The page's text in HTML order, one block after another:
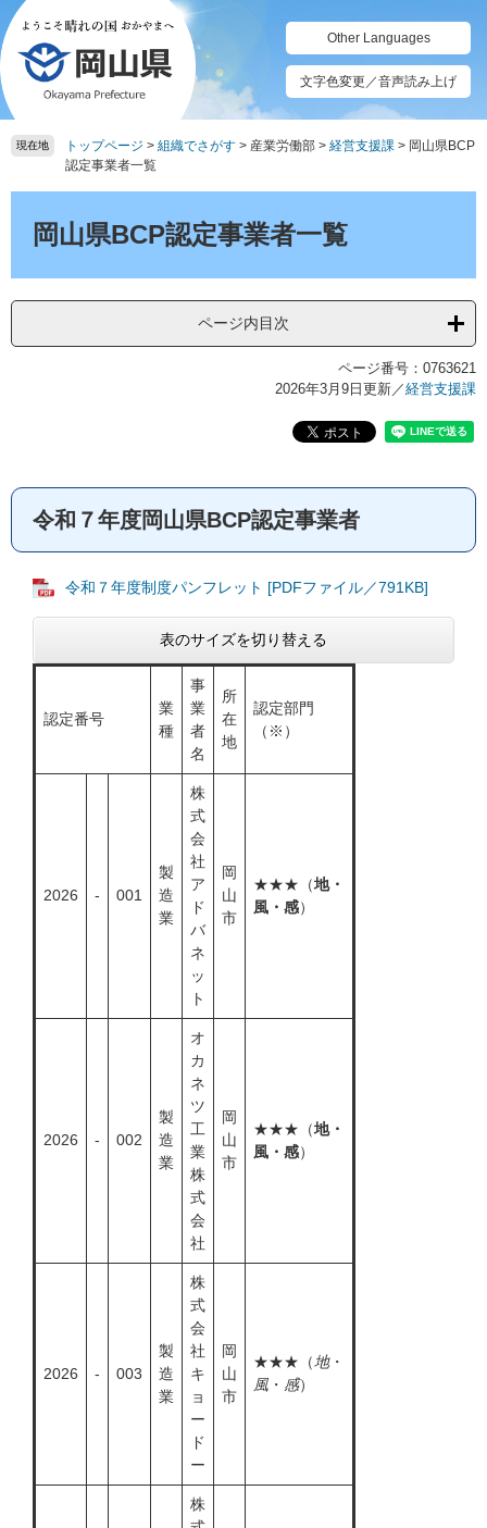
ペ
ー
ジ
の
先
頭
メ
ニ
ュ
ー
を
飛
て
Other Languages
文字色変更／音声読み上げ
現在地 トップページ > 組織でさがす > 産業労働部 > 経営支援課 > 岡山県BCP
認定事業者一覧
岡山県BCP認定事業者一覧
ページ内目次
ページ番号：0763621
2026年3月9日更新／経営支援課
令和７年度岡山県BCP認定事業者
令和７年度制度パンフレット [PDFファイル／791KB]
表のサイズを切り替える
認定番号
業
種
事
業
者
名
所
在
地
認定部門
（※）
2026 - 001
製
造
業
株
式
会
社
ア
ド
バ
ネ
ッ
ト
岡
山
市
★★★（地・
風・感）
2026 - 002
製
造
業
オ
カ
ネ
ツ
工
業
株
式
会
社
岡
山
市
★★★（地・
風・感）
2026 - 003
製
造
業
株
式
会
社
キ
ョ
ー
ド
ー
岡
山
市
★★★（地・
風 ・ 感）
株